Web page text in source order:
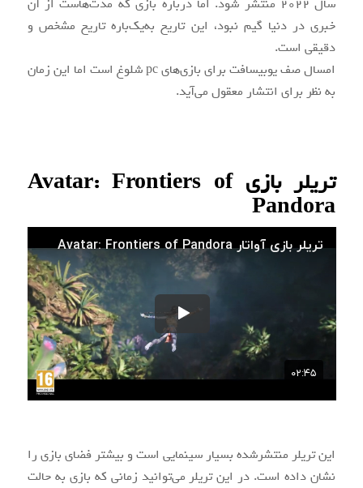
سال ۲۰۲۲ منتشر شود. اما درباره بازی که مدت‌هاست از آن
خبری در دنیا گیم نبود، این تاریخ به‌یک‌باره تاریخ مشخص و
دقیقی است.
امسال صف یوبیسافت برای بازی‌های pc شلوغ است اما این زمان
به نظر برای انتشار معقول می‌آید.
تریلر بازی Avatar: Frontiers of
Pandora
این تریلر منتشرشده بسیار سینمایی است و بیشتر فضای بازی را
نشان داده است. در این تریلر می‌توانید زمانی که بازی به حالت